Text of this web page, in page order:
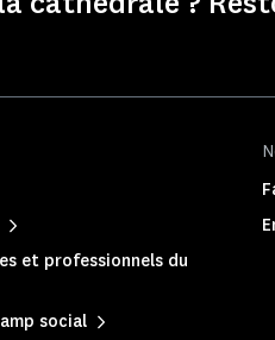
et professionnels du
social